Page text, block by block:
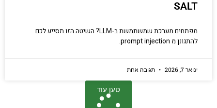
SALT
מפתחים מערכת שמשתמשת ב-LLM? השיטה הזו תסייע לכם
להתגונן מ prompt injection.
ינואר 7, 2026 תגובה אחת
טען עוד